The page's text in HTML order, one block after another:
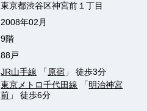
東京都渋谷区神宮前１丁目
2008年02月
9階
88戸
JR山手線 「 原宿 」 徒歩3分
東京メトロ千代田線 「明治神宮
前 」 徒歩6分